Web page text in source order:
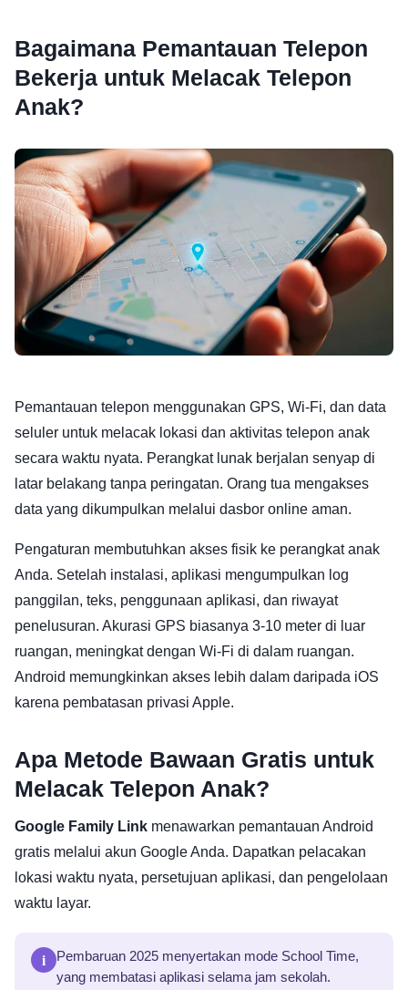
Bagaimana Pemantauan Telepon
Bekerja untuk Melacak Telepon
Anak?
Pemantauan telepon menggunakan GPS, Wi-Fi, dan data
seluler untuk melacak lokasi dan aktivitas telepon anak
secara waktu nyata. Perangkat lunak berjalan senyap di
latar belakang tanpa peringatan. Orang tua mengakses
data yang dikumpulkan melalui dasbor online aman.
Pengaturan membutuhkan akses fisik ke perangkat anak
Anda. Setelah instalasi, aplikasi mengumpulkan log
panggilan, teks, penggunaan aplikasi, dan riwayat
penelusuran. Akurasi GPS biasanya 3-10 meter di luar
ruangan, meningkat dengan Wi-Fi di dalam ruangan.
Android memungkinkan akses lebih dalam daripada iOS
karena pembatasan privasi Apple.
Apa Metode Bawaan Gratis untuk
Melacak Telepon Anak?
Google Family Link menawarkan pemantauan Android
gratis melalui akun Google Anda. Dapatkan pelacakan
lokasi waktu nyata, persetujuan aplikasi, dan pengelolaan
waktu layar.
i
Pembaruan 2025 menyertakan mode School Time,
yang membatasi aplikasi selama jam sekolah.